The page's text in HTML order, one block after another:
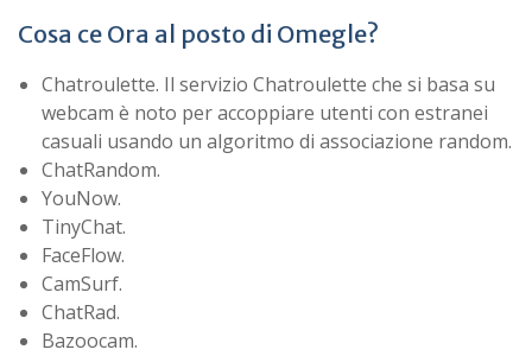
Cosa ce Ora al posto di Omegle?
Chatroulette. Il servizio Chatroulette che si basa su
webcam è noto per accoppiare utenti con estranei
casuali usando un algoritmo di associazione random.
ChatRandom.
YouNow.
TinyChat.
FaceFlow.
CamSurf.
ChatRad.
Bazoocam.